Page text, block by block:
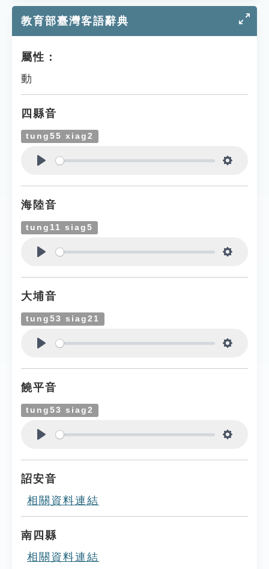
教育部臺灣客語辭典
屬性：
動
四縣音
tung55 xiag2
海陸音
tung11 siag5
大埔音
tung53 siag21
饒平音
tung53 siag2
詔安音
相關資料連結
南四縣
相關資料連結